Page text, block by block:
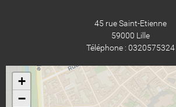
45 rue Saint-Etienne
59000 Lille
Téléphone : 0320575324
+
−